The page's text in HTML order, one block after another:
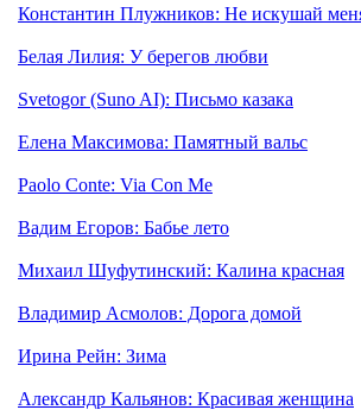
Константин Плужников: Не искушай
Белая Лилия: У берегов любви
Svetogor (Suno AI): Письмо казака
Елена Максимова: Памятный вальс
Paolo Conte: Via Con Me
Вадим Егоров: Бабье лето
Михаил Шуфутинский: Калина красная
Владимир Асмолов: Дорога домой
Ирина Рейн: Зима
Александр Кальянов: Красивая женщина